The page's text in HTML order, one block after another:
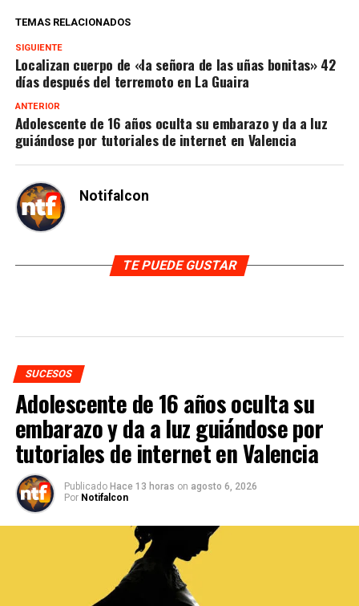
TEMAS RELACIONADOS
SIGUIENTE
Localizan cuerpo de «la señora de las uñas bonitas» 42
días después del terremoto en La Guaira
ANTERIOR
Adolescente de 16 años oculta su embarazo y da a luz
guiándose por tutoriales de internet en Valencia
Notifalcon
TE PUEDE GUSTAR
SUCESOS
Adolescente de 16 años oculta su
embarazo y da a luz guiándose por
tutoriales de internet en Valencia
Publicado Hace 13 horas on agosto 6, 2026
Por Notifalcon